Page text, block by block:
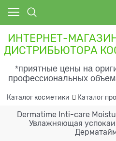
ИНТЕРНЕТ-
ДИСТРИБЬЮТОРА
*приятные цены на
профессиональных
Каталог косметики Каталог
Dermatime Inti-care
Увлажняющая